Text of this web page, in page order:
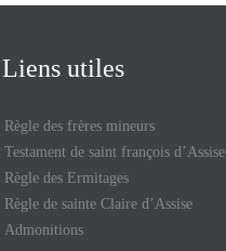
Liens utiles
Règle des frères mineurs
Testament de saint françois d’Assise
Règle des Ermitages
Règle de sainte Claire d’Assise
Admonitions